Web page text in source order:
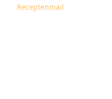
Receptenmail